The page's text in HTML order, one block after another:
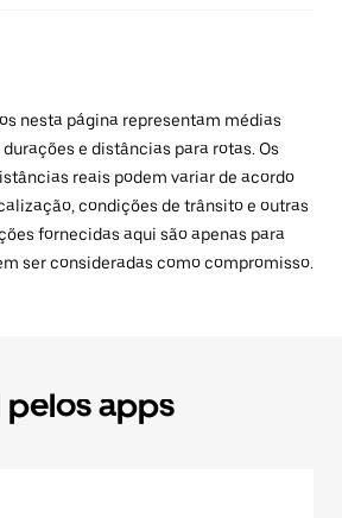
nesta página representam médias
e distâncias para rotas. Os
reais podem variar de acordo
condições de trânsito e outras
fornecidas aqui são apenas para
ser consideradas como compromisso.
pelos apps